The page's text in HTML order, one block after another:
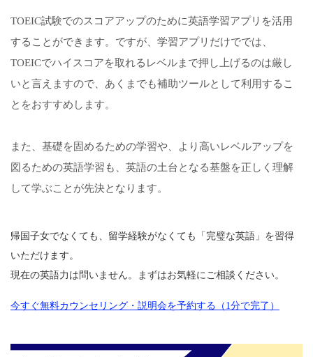
TOEIC試験でのスコアアップのために英語学習アプリを活用
することができます。ですが、学習アプリだけででは、
TOEICでハイスコアを取れるレベルまで押し上げるのは厳し
いと言えますので、あくまでも補助ツールとして利用するこ
とをおすすめします。
また、基礎を固めるための学習や、より高いレベルアップを
図るための英語学習も、英語の土台となる基盤を正しく理解
して学ぶことが先決となります。
帰国子女でなくても、留学経験がなくても「完璧な英語」を習得
いただけます。
現在の英語力は問いません。まずはお気軽にご相談ください。
今すぐ無料カウンセリング・説明会を予約する（1分で完了）